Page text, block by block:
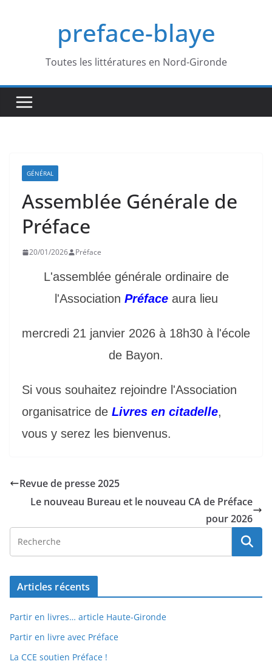
preface-blaye
Toutes les littératures en Nord-Gironde
GÉNÉRAL
Assemblée Générale de
Préface
20/01/2026 Préface
L'assemblée générale ordinaire de
l'Association Préfaceaura lieu
mercredi 21 janvier 2026 à 18h30 à l'école
de Bayon.
Si vous souhaitez rejoindre l'Association
organisatrice de Livres en citadelle,
vous y serez les bienvenus.
Revue de presse 2025
Le nouveau Bureau et le nouveau CA de Préface
pour 2026
Articles récents
Partir en livres… article Haute-Gironde
Partir en livre avec Préface
La CCE soutien Préface !